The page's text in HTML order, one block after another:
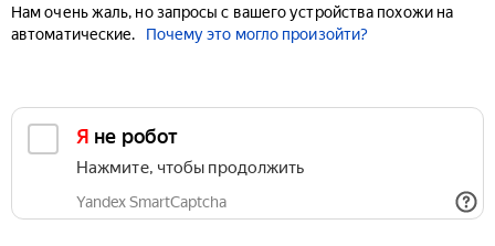
Нам очень жаль, но запросы с вашего устройства похожи на
автоматические.
Почему это могло произойти?
Я не робот
Нажмите, чтобы продолжить
Yandex SmartCaptcha